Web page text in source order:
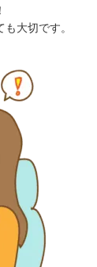
大切です。